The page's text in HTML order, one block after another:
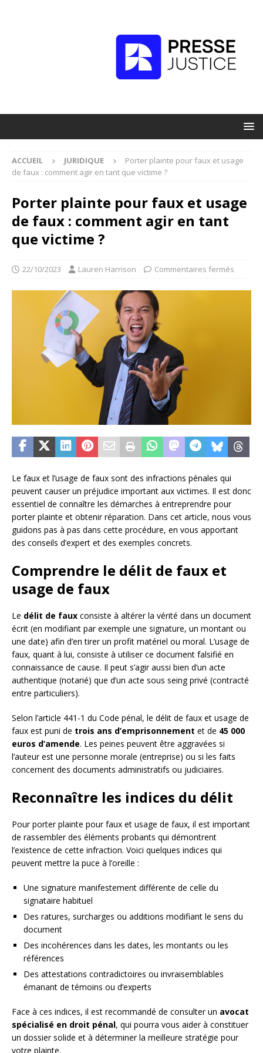
ACCUEIL JURIDIQUE
Porter plainte pour faux et usage
de faux : comment agir en tant que victime ?
Porter plainte pour faux et usage
de faux : comment agir en tant
que victime ?
22/10/2023 Lauren Harrison Commentaires fermés
Le faux et l’usage de faux sont des infractions pénales qui
peuvent causer un préjudice important aux victimes. Il est donc
essentiel de connaître les démarches à entreprendre pour
porter plainte et obtenir réparation. Dans cet article, nous vous
guidons pas à pas dans cette procédure, en vous apportant
des conseils d’expert et des exemples concrets.
Comprendre le délit de faux et
usage de faux
Le délit de faux consiste à altérer la vérité dans un document
écrit (en modifiant par exemple une signature, un montant ou
une date) afin d’en tirer un profit matériel ou moral. L’usage de
faux, quant à lui, consiste à utiliser ce document falsifié en
connaissance de cause. Il peut s’agir aussi bien d’un acte
authentique (notarié) que d’un acte sous seing privé (contracté
entre particuliers).
Selon l’article 441-1 du Code pénal, le délit de faux et usage de
faux est puni de trois ans d’emprisonnement et de 45 000
euros d’amende. Les peines peuvent être aggravées si
l’auteur est une personne morale (entreprise) ou si les faits
concernent des documents administratifs ou judiciaires.
Reconnaître les indices du délit
Pour porter plainte pour faux et usage de faux, il est important
de rassembler des éléments probants qui démontrent
l’existence de cette infraction. Voici quelques indices qui
peuvent mettre la puce à l’oreille :
Une signature manifestement différente de celle du
signataire habituel
Des ratures, surcharges ou additions modifiant le sens du
document
Des incohérences dans les dates, les montants ou les
références
Des attestations contradictoires ou invraisemblables
émanant de témoins ou d’experts
Face à ces indices, il est recommandé de consulter un avocat
spécialisé en droit pénal, qui pourra vous aider à constituer
un dossier solide et à déterminer la meilleure stratégie pour
votre plainte.